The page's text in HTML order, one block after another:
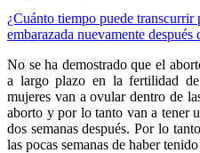
¿Cuánto tiempo puede transcurrir
embarazada nuevamente
No se ha demostrado que el
a largo plazo en la fertilidad
mujeres van a ovular dentro de
aborto y por lo tanto van a tener
dos semanas después. Por lo
las pocas semanas de haber